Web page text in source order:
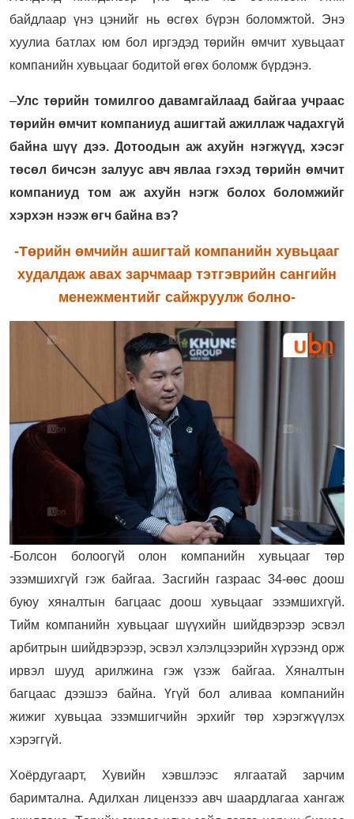
байдлаар үнэ цэнийг нь өсгөх бүрэн боломжтой. Энэ
хуулиа батлах юм бол иргэдэд төрийн өмчит хувьцаат
компанийн хувьцааг бодитой өгөх боломж бүрдэнэ.
–Улс төрийн томилгоо давамгайлаад байгаа учраас
төрийн өмчит компаниуд ашигтай ажиллаж чадахгүй
байна шүү дээ. Дотоодын аж ахуйн нэгжүүд, хэсэг
төсөл бичсэн залуус авч явлаа гэхэд төрийн өмчит
компаниуд том аж ахуйн нэгж болох боломжийг
хэрхэн нээж өгч байна вэ?
-Төрийн өмчийн ашигтай компанийн хувьцааг
худалдаж авах зарчмаар тэтгэврийн сангийн
менежментийг сайжруулж болно-
-Болсон болоогүй олон компанийн хувьцааг төр
эзэмшихгүй гэж байгаа. Засгийн газраас 34-өөс доош
буюу хяналтын багцаас доош хувьцааг эзэмшихгүй.
Тийм компанийн хувьцааг шүүхийн шийдвэрээр эсвэл
арбитрын шийдвэрээр, эсвэл хэлэлцээрийн хүрээнд орж
ирвэл шууд арилжина гэж үзэж байгаа. Хяналтын
багцаас дээшээ байна. Үгүй бол аливаа компанийн
жижиг хувьцаа эзэмшигчийн эрхийг төр хэрэгжүүлэх
хэрэггүй.
Хоёрдугаарт, Хувийн хэвшлээс ялгаатай зарчим
баримтална. Адилхан лицензээ авч шаардлагаа хангаж